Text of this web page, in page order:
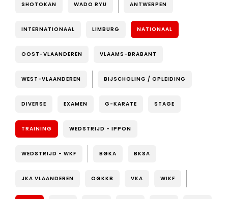
SHOTOKAN WADO RYU ANTWERPEN
INTERNATIONAAL LIMBURG NATIONAAL
OOST-VLAANDEREN VLAAMS-BRABANT
WEST-VLAANDEREN BIJSCHOLING / OPLEIDING
DIVERSE EXAMEN G-KARATE STAGE
TRAINING WEDSTRIJD - IPPON
WEDSTRIJD - WKF BGKA BKSA
JKA VLAANDEREN OGKKB VKA WIKF